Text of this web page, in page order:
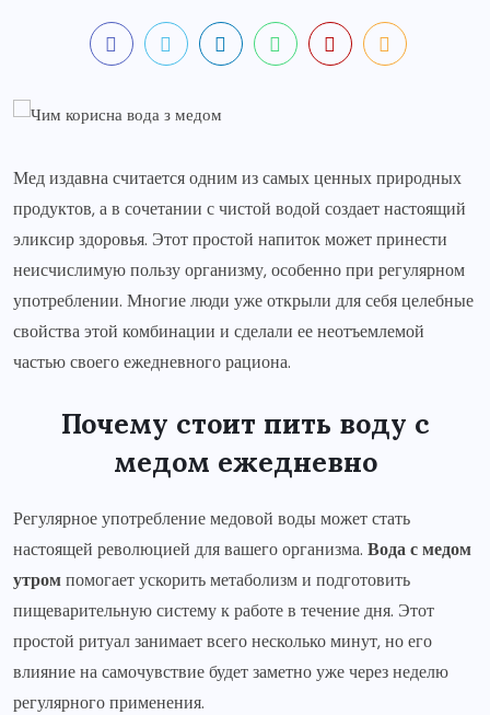
Мед издавна считается одним из самых ценных природных
продуктов, а в сочетании с чистой водой создает настоящий
эликсир здоровья. Этот простой напиток может принести
неисчислимую пользу организму, особенно при регулярном
употреблении. Многие люди уже открыли для себя целебные
свойства этой комбинации и сделали ее неотъемлемой
частью своего ежедневного рациона.
Почему стоит пить воду с
медом ежедневно
Регулярное употребление медовой воды может стать
настоящей революцией для вашего организма. Вода с медом
утромпомогает ускорить метаболизм и подготовить
пищеварительную систему к работе в течение дня. Этот
простой ритуал занимает всего несколько минут, но его
влияние на самочувствие будет заметно уже через неделю
регулярного применения.